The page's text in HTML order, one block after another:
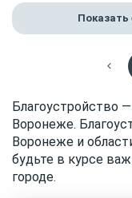
Показать
Благоустройство
Воронеже.
Воронеже и
будьте в курсе
городе.